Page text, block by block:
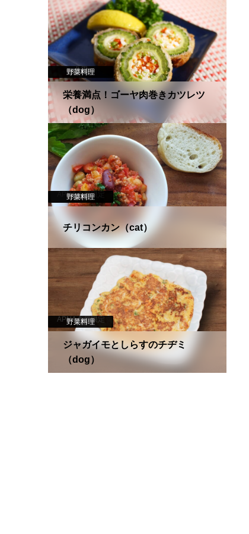
犬用
肉料理
野菜料理
栄養満点！ゴーヤ肉巻きカツレツ
（dog）
APNA会員限定
猫用
肉料理
野菜料理
チリコンカン（cat）
APNA会員限定
犬用
野菜料理
ジャガイモとしらすのチヂミ
（dog）